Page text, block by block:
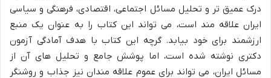
درک عمیق تر و تحلیل مسائل اجتماعی، اقتصادی، فرهنگی و سیاسی
ایران علاقه مند است، می تواند این کتاب را به عنوان یک منبع
ارزشمند برای خود بیابد. گرچه این کتاب با هدف آمادگی آزمون
دکتری نوشته شده است، اما پوشش جامع و تحلیل های آن از
مسائل ایران، می تواند برای عموم علاقه مندان نیز جذاب و روشنگر